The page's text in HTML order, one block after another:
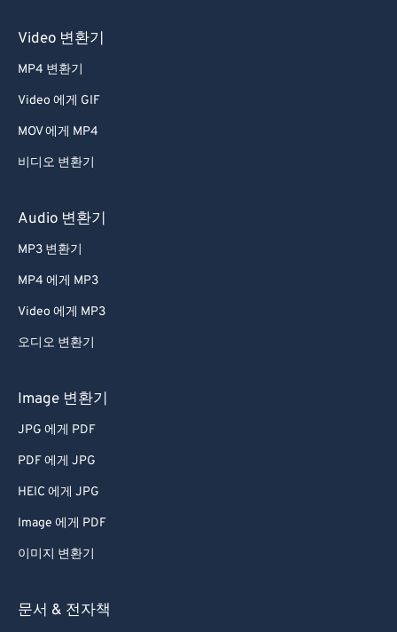
Video 변환기
MP4 변환기
Video 에게 GIF
MOV 에게 MP4
비디오 변환기
Audio 변환기
MP3 변환기
MP4 에게 MP3
Video 에게 MP3
오디오 변환기
Image 변환기
JPG 에게 PDF
PDF 에게 JPG
HEIC 에게 JPG
Image 에게 PDF
이미지 변환기
문서 & 전자책